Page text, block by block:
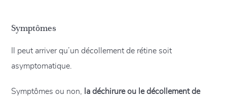
Symptômes
Il peut arriver qu’un décollement de rétine soit
asymptomatique.
Symptômes ou non,
la déchirure ou le décollement de